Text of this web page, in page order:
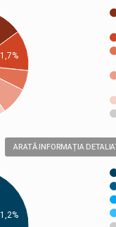
ARATĂ INFORMAȚIA